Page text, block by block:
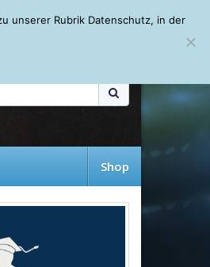
Leseempfehlungen FAQ
Shop
unserer Rubrik Datenschutz, in der